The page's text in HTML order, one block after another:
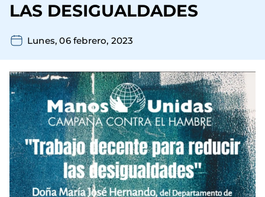
LAS DESIGUALDADES
Lunes, 06 febrero, 2023